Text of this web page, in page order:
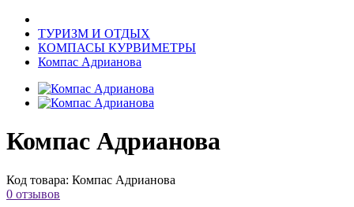
ТУРИЗМ И ОТДЫХ
КОМПАСЫ КУРВИМЕТРЫ
Компас Адрианова
Компас Адрианова
Код товара: Компас Адрианова
0 отзывов